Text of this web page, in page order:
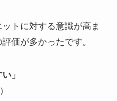
トに対する意識が高ま
価が多かったです。
」